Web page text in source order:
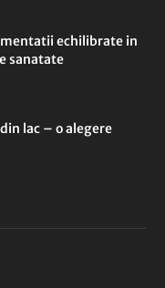
echilibrate in
sanatate
lac – o alegere